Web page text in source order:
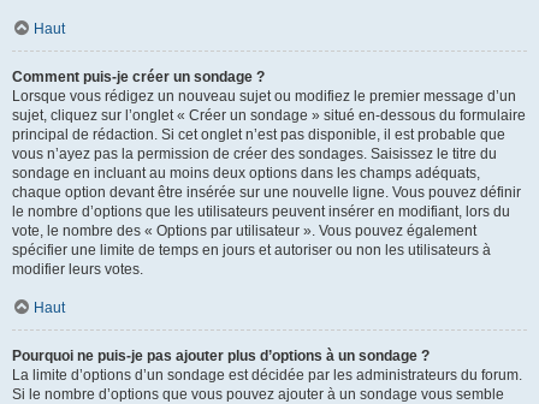
Haut
Comment puis-je créer un sondage ?
Lorsque vous rédigez un nouveau sujet ou modifiez le premier message d’un
sujet, cliquez sur l’onglet « Créer un sondage » situé en-dessous du formulaire
principal de rédaction. Si cet onglet n’est pas disponible, il est probable que
vous n’ayez pas la permission de créer des sondages. Saisissez le titre du
sondage en incluant au moins deux options dans les champs adéquats,
chaque option devant être insérée sur une nouvelle ligne. Vous pouvez définir
le nombre d’options que les utilisateurs peuvent insérer en modifiant, lors du
vote, le nombre des « Options par utilisateur ». Vous pouvez également
spécifier une limite de temps en jours et autoriser ou non les utilisateurs à
modifier leurs votes.
Haut
Pourquoi ne puis-je pas ajouter plus d’options à un sondage ?
La limite d’options d’un sondage est décidée par les administrateurs du forum.
Si le nombre d’options que vous pouvez ajouter à un sondage vous semble